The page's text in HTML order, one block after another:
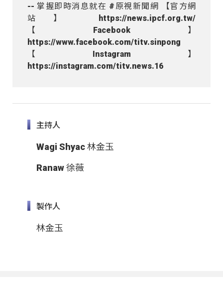
-- 掌握即時消息就在 #原視新聞網 【官方網
站】 https://news.ipcf.org.tw/
【Facebook】
https://www.facebook.com/titv.sinpong
【Instagram】
https://instagram.com/titv.news.16
主持人
Wagi Shyac 林金玉
Ranaw 徐薇
製作人
林金玉